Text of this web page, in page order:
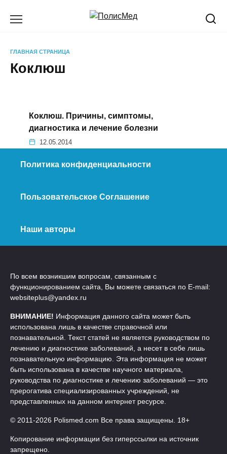
ГЛАВНАЯ СТРАНИЦА
Коклюш
Коклюш. Причины, симптомы,
диагностика и лечение болезни
12.05.2014
Политика конфиденциальности
Пользовательское Соглашение
Наши авторы
По всем возникшим вопросам, связанным с
функционированием сайта, Вы можете связаться по E-mail:
websiteplus@yandex.ru
ВНИМАНИЕ! Информация данного сайта может быть
использована лишь в качестве справочной или
познавательной. Текст статей не является руководством по
лечению и диагностике заболеваний, а несет в себе лишь
познавательную информацию. Эта информация не может
быть использована в качестве научного материала,
руководства по диагностике и лечению заболеваний — это
прерогатива специализированных учреждений, не
представленных на данном интернет ресурсе.
© 2011-2026 Polismed.com Все права защищены. 18+
Копирование информации без гиперссылки на источник
запрещено.